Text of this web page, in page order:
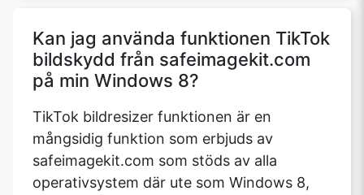
Kan jag använda funktionen TikTok
bildskydd från safeimagekit.com
på min Windows 8?
TikTok bildresizer funktionen är en
mångsidig funktion som erbjuds av
safeimagekit.com som stöds av alla
operativsystem där ute som Windows 8,